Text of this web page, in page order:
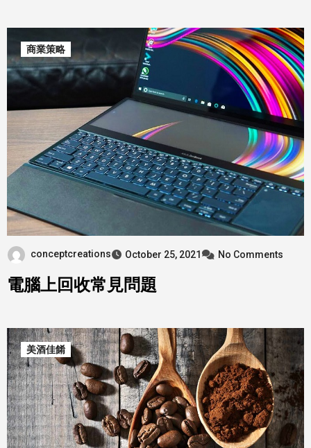
商業策略
conceptcreations October 25, 2021 No Comments
電腦上回收常見問題
美酒佳餚